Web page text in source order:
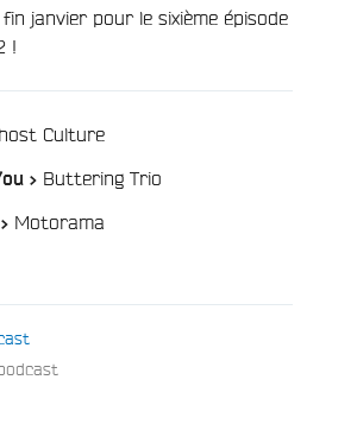
janvier pour le sixième épisode
!
Culture/
> Buttering Trio
Motorama